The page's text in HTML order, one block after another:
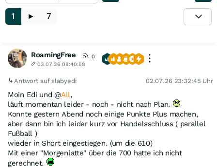
1 ► 7
RoamingFree
0
03.07.26 08:40:58
Antwort auf slabyedi 02.07.26 23:32:45 Uhr
Moin Edi und @All,
läuft momentan leider - noch - nicht nach Plan.
Konnte gestern Abend noch einige Punkte Plus machen,
aber dann bin ich leider kurz vor Handelsschluss ( parallel
Fußball )
wieder in Short eingestiegen. (um die 610)
Mit einer "Morgenlatte" über die 700 hatte ich nicht
gerechnet.